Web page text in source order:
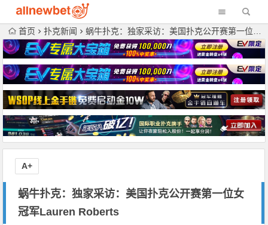
首页 扑克新闻 蜗牛扑克：独家采访：美国扑克公开赛第一位女冠军Lauren Roberts
蜗牛扑克：独家采访：美国扑克公开赛第一位女
冠军Lauren Roberts
A+